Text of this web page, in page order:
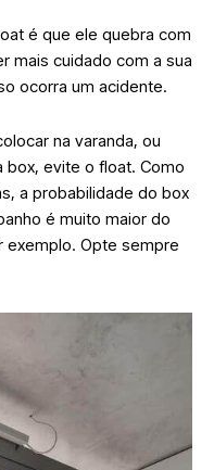
é que ele quebra com
mais cuidado com a sua
ocorra um acidente.
na varanda, ou
evite o float. Como
a probabilidade do box
é muito maior do
exemplo. Opte sempre